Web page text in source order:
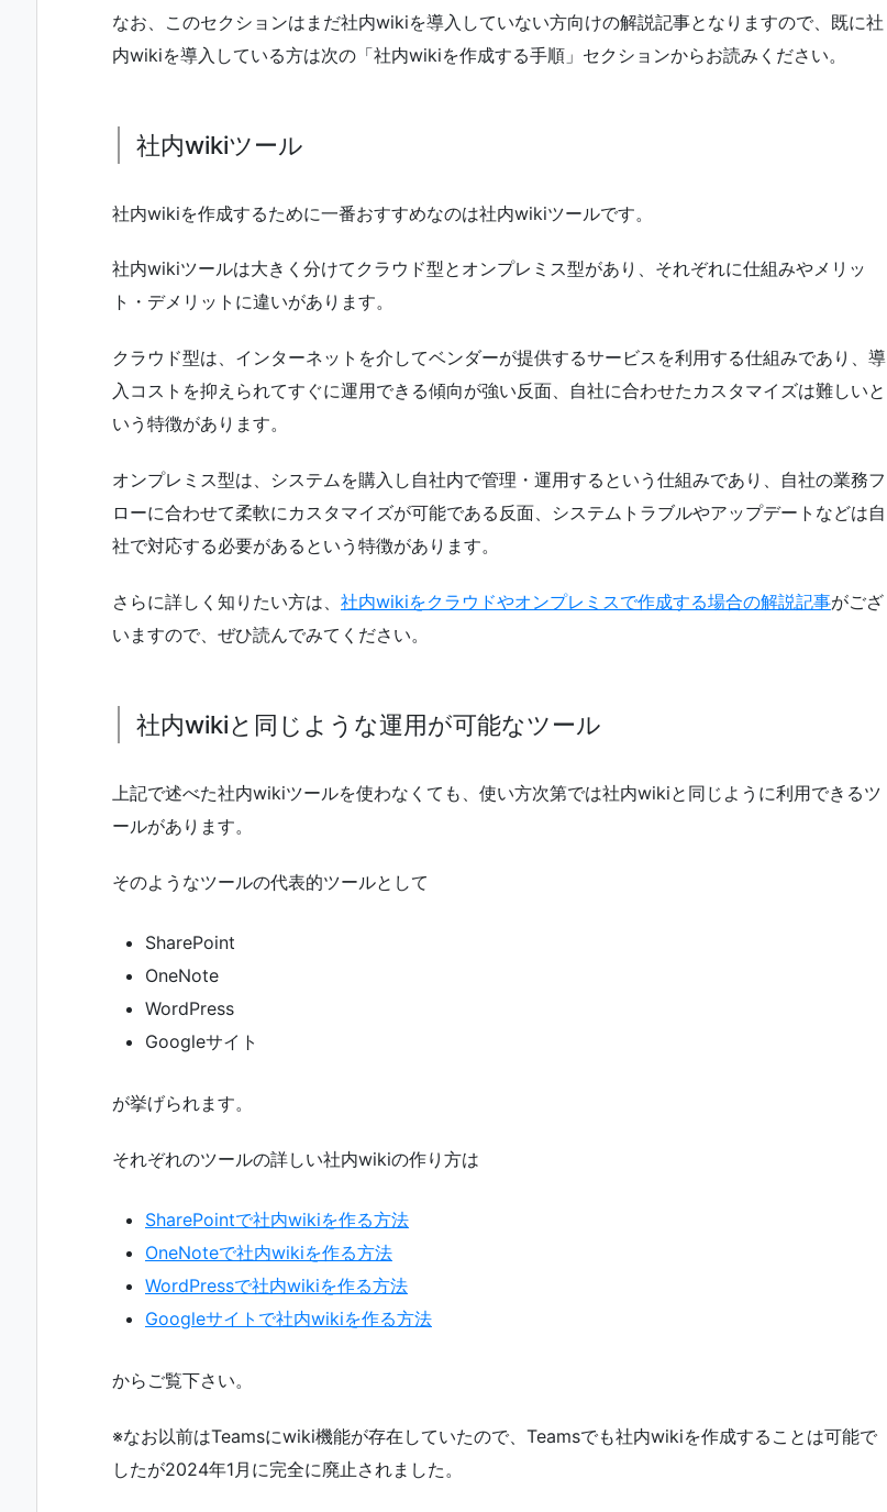
なお、このセクションはまだ社内wikiを導入していない方向けの解説記事となりますので、既に社
内wikiを導入している方は次の「社内wikiを作成する手順」セクションからお読みください。
社内wikiツール
社内wikiを作成するために一番おすすめなのは社内wikiツールです。
社内wikiツールは大きく分けてクラウド型とオンプレミス型があり、それぞれに仕組みやメリッ
ト・デメリットに違いがあります。
クラウド型は、インターネットを介してベンダーが提供するサービスを利用する仕組みであり、導
入コストを抑えられてすぐに運用できる傾向が強い反面、自社に合わせたカスタマイズは難しいと
いう特徴があります。
オンプレミス型は、システムを購入し自社内で管理・運用するという仕組みであり、自社の業務フ
ローに合わせて柔軟にカスタマイズが可能である反面、システムトラブルやアップデートなどは自
社で対応する必要があるという特徴があります。
さらに詳しく知りたい方は、 社内wikiをクラウドやオンプレミスで作成する場合の解説記事がござ
いますので、ぜひ読んでみてください。
社内wikiと同じような運用が可能なツール
上記で述べた社内wikiツールを使わなくても、使い方次第では社内wikiと同じように利用できるツ
ールがあります。
そのようなツールの代表的ツールとして
SharePoint
OneNote
WordPress
Googleサイト
が挙げられます。
それぞれのツールの詳しい社内wikiの作り方は
SharePointで社内wikiを作る方法
OneNoteで社内wikiを作る方法
WordPressで社内wikiを作る方法
Googleサイトで社内wikiを作る方法
からご覧下さい。
※なお以前はTeamsにwiki機能が存在していたので、Teamsでも社内wikiを作成することは可能で
したが2024年1月に完全に廃止されました。